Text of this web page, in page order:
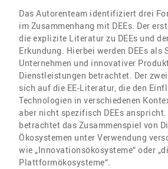
Das Autorenteam identifiziert drei
im Zusammenhang mit DEEs. Der
die explizite Literatur zu DEEs und
Erkundung. Hierbei werden DEEs
Unternehmen und innovativer
Dienstleistungen betrachtet. Der
sich auf die EE-Literatur, die den
Technologien in verschiedenen
aber nicht spezifisch DEEs
betrachtet das Zusammenspiel von
Ökosystemen unter Verwendung
wie „Innovationsökosysteme“ oder
Plattformökosysteme“.